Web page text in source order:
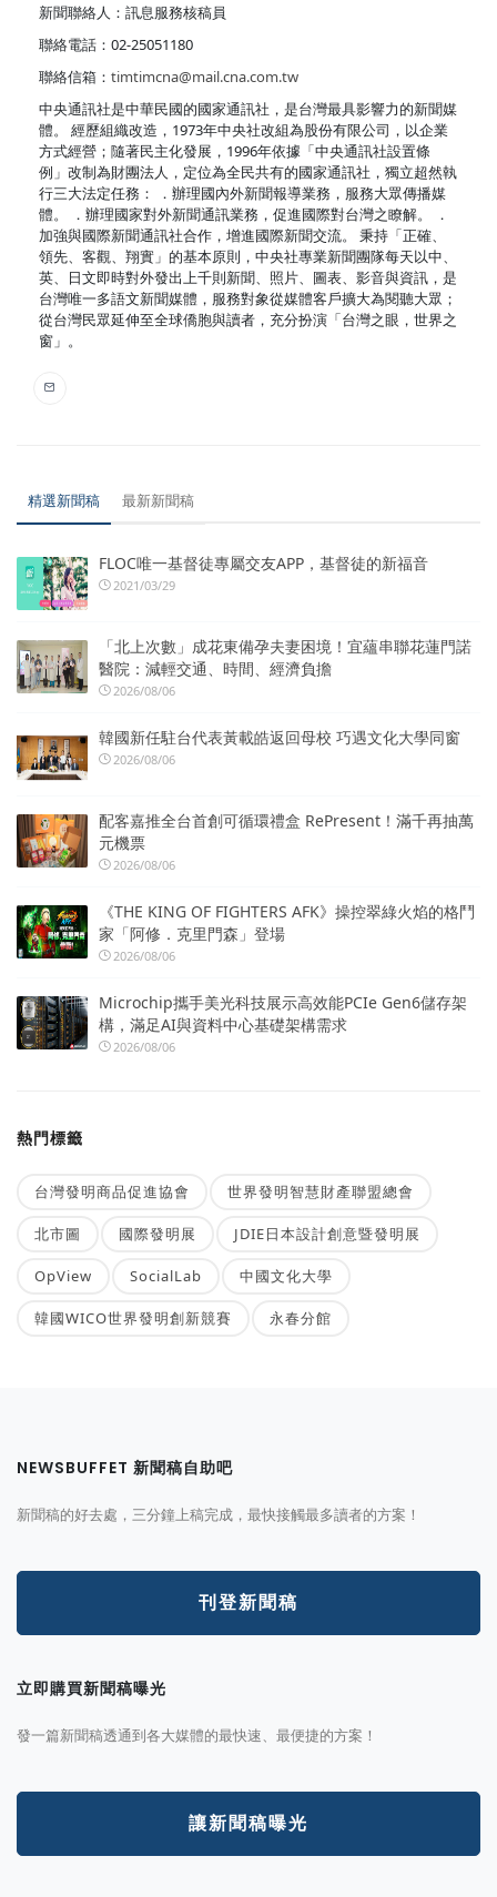
新聞聯絡人：訊息服務核稿員
聯絡電話：02-25051180
聯絡信箱： timtimcna@mail.cna.com.tw
中央通訊社是中華民國的國家通訊社，是台灣最具影響力的新聞媒
體。 經歷組織改造，1973年中央社改組為股份有限公司，以企業
方式經營；隨著民主化發展，1996年依據「中央通訊社設置條
例」改制為財團法人，定位為全民共有的國家通訊社，獨立超然執
行三大法定任務： ．辦理國內外新聞報導業務，服務大眾傳播媒
體。 ．辦理國家對外新聞通訊業務，促進國際對台灣之瞭解。 ．
加強與國際新聞通訊社合作，增進國際新聞交流。 秉持「正確、
領先、客觀、翔實」的基本原則，中央社專業新聞團隊每天以中、
英、日文即時對外發出上千則新聞、照片、圖表、影音與資訊，是
台灣唯一多語文新聞媒體，服務對象從媒體客戶擴大為閱聽大眾；
從台灣民眾延伸至全球僑胞與讀者，充分扮演「台灣之眼，世界之
窗」。
精選新聞稿 最新新聞稿
FLOC唯一基督徒專屬交友APP，基督徒的新福音
2021/03/29
「北上次數」成花東備孕夫妻困境！宜蘊串聯花蓮門諾
醫院：減輕交通、時間、經濟負擔
2026/08/06
韓國新任駐台代表黃載皓返回母校 巧遇文化大學同窗
2026/08/06
配客嘉推全台首創可循環禮盒 RePresent！滿千再抽萬
元機票
2026/08/06
《THE KING OF FIGHTERS AFK》操控翠綠火焰的格鬥
家「阿修．克里門森」登場
2026/08/06
Microchip攜手美光科技展示高效能PCIe Gen6儲存架
構，滿足AI與資料中心基礎架構需求
2026/08/06
熱門標籤
台灣發明商品促進協會 世界發明智慧財產聯盟總會
北市圖 國際發明展 JDIE日本設計創意暨發明展
OpView SocialLab 中國文化大學
韓國WICO世界發明創新競賽 永春分館
NEWSBUFFET 新聞稿自助吧
新聞稿的好去處，三分鐘上稿完成，最快接觸最多讀者的方案！
刊登新聞稿
立即購買新聞稿曝光
發一篇新聞稿透通到各大媒體的最快速、最便捷的方案！
讓新聞稿曝光